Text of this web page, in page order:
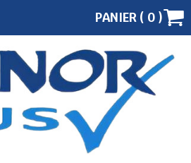
PANIER ( 0 )